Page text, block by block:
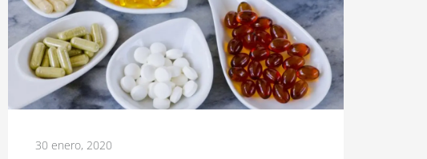
30 enero, 2020